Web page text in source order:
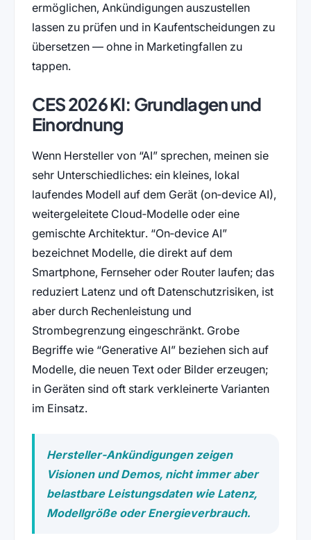
ermöglichen, Ankündigungen auszustellen
lassen zu prüfen und in Kaufentscheidungen zu
übersetzen — ohne in Marketingfallen zu
tappen.
CES 2026 KI: Grundlagen und
Einordnung
Wenn Hersteller von “AI” sprechen, meinen sie
sehr Unterschiedliches: ein kleines, lokal
laufendes Modell auf dem Gerät (on‑device AI),
weitergeleitete Cloud‑Modelle oder eine
gemischte Architektur. “On‑device AI”
bezeichnet Modelle, die direkt auf dem
Smartphone, Fernseher oder Router laufen; das
reduziert Latenz und oft Datenschutzrisiken, ist
aber durch Rechenleistung und
Strombegrenzung eingeschränkt. Grobe
Begriffe wie “Generative AI” beziehen sich auf
Modelle, die neuen Text oder Bilder erzeugen;
in Geräten sind oft stark verkleinerte Varianten
im Einsatz.
Hersteller‑Ankündigungen zeigen
Visionen und Demos, nicht immer aber
belastbare Leistungsdaten wie Latenz,
Modellgröße oder Energieverbrauch.